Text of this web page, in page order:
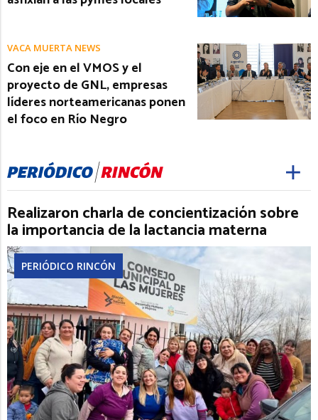
VACA MUERTA NEWS
Con eje en el VMOS y el
proyecto de GNL, empresas
líderes norteamericanas ponen
el foco en Río Negro
Realizaron charla de concientización sobre
la importancia de la lactancia materna
PERIÓDICO RINCÓN